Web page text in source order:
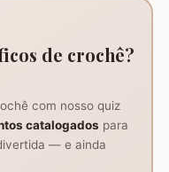
e folhas. Se for utilizar
um fio…
de crochê?
com nosso quiz
catalogados para
— e ainda